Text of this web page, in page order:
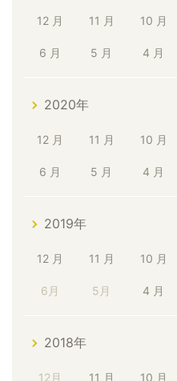
12 月 11 月 10 月
6 月 5 月 4 月
2020年
12 月 11 月 10 月
6 月 5 月 4 月
2019年
12 月 11 月 10 月
6月 5月 4 月
2018年
12月 11 月 10 月